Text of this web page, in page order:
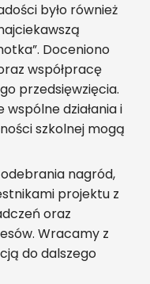
było również
Doceniono
współpracę
przedsięwzięcia.
działania i
szkolnej mogą
nagród,
projektu z
oraz
Wracamy z
do dalszego